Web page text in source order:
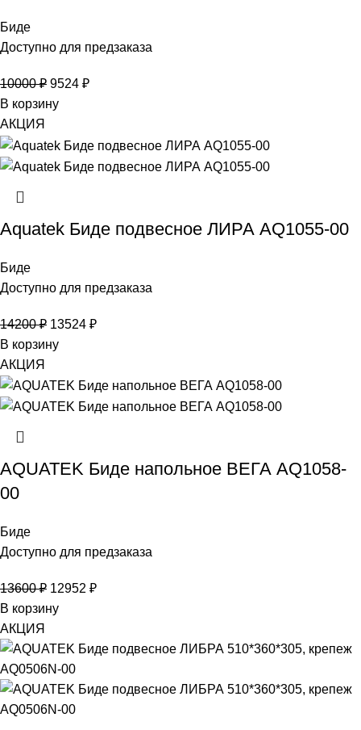
Биде
Доступно для предзаказа
10000₽ 9524 ₽
В корзину
АКЦИЯ
Aquatek Биде подвесное ЛИРА AQ1055-00
Биде
Доступно для предзаказа
14200₽ 13524 ₽
В корзину
АКЦИЯ
AQUATEK Биде напольное ВЕГА AQ1058-
00
Биде
Доступно для предзаказа
13600₽ 12952 ₽
В корзину
АКЦИЯ